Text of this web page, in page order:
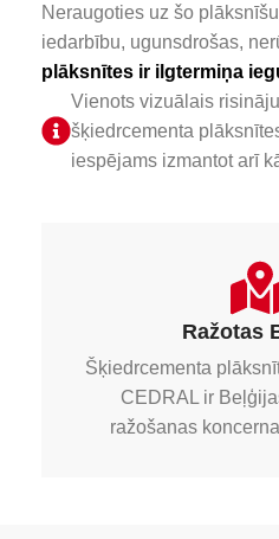
Neraugoties uz šo
iedarbību, ugunsdrošas,
plāksnītes ir ilgtermiņa
Vienots vizuālais
šķiedrcementa
iespējams izmantot arī
Ražotas
Šķiedrcementa
CEDRAL ir
ražošanas